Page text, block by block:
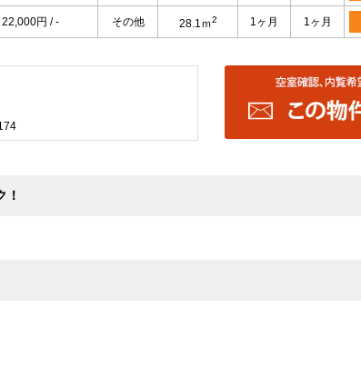
22,000円 / - その他 28.1ｍ2 1ヶ月 1ヶ月
！